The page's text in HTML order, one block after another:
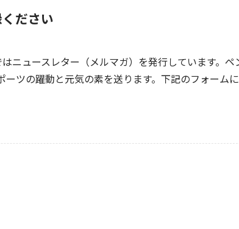
ださい
はニュースレター（メルマガ）を発行しています。ペ
ツの躍動と元気の素を送ります。下記のフォーム